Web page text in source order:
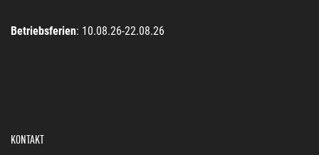
Betriebsferien: 10.08.26-22.08.26
KONTAKT